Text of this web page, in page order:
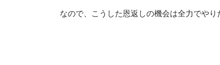
なので、こうした恩返しの機会は全力でやり